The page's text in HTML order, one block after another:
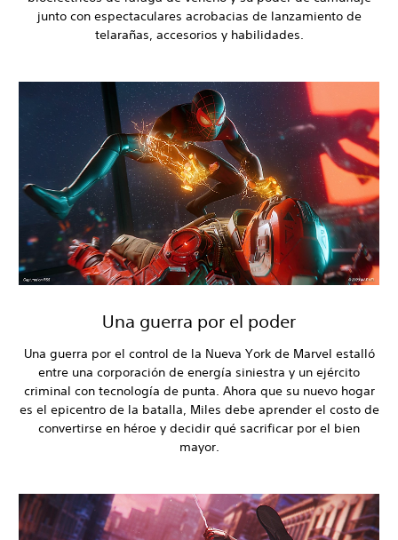
junto con espectaculares acrobacias de lanzamiento de
telarañas, accesorios y habilidades.
Una guerra por el poder
Una guerra por el control de la Nueva York de Marvel estalló
entre una corporación de energía siniestra y un ejército
criminal con tecnología de punta. Ahora que su nuevo hogar
es el epicentro de la batalla, Miles debe aprender el costo de
convertirse en héroe y decidir qué sacrificar por el bien
mayor.